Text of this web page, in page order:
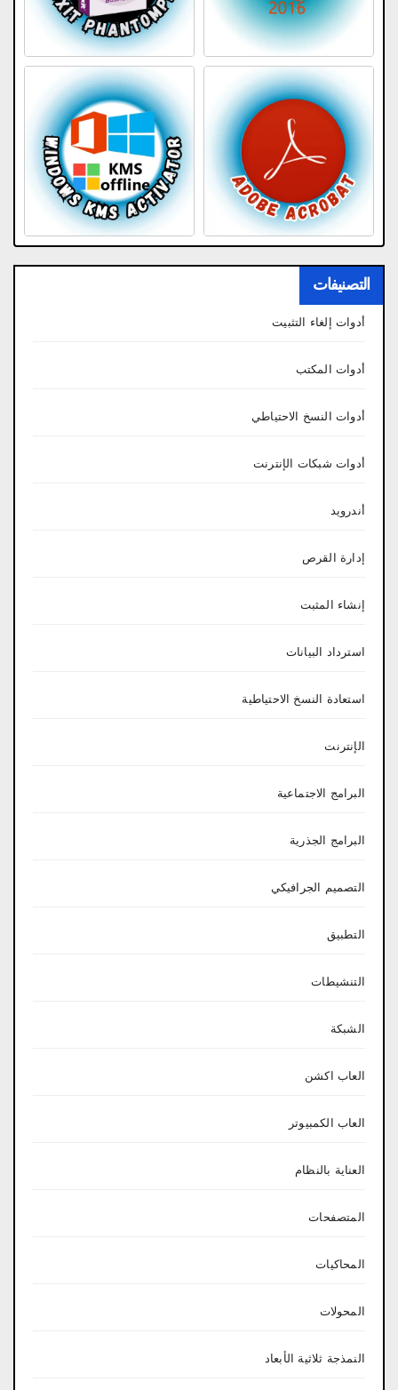
التصنيفات
أدوات إلغاء التثبيت
أدوات المكتب
أدوات النسخ الاحتياطي
أدوات شبكات الإنترنت
أندرويد
إدارة القرص
إنشاء المثبت
استرداد البيانات
استعادة النسخ الاحتياطية
الإنترنت
البرامج الاجتماعية
البرامج الجذرية
التصميم الجرافيكي
التطبيق
التنشيطات
الشبكة
العاب اكشن
العاب الكمبيوتر
العناية بالنظام
المتصفحات
المحاكيات
المحولات
النمذجة ثلاثية الأبعاد